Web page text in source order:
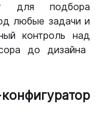
для подбора
любые задачи и
контроль над
до дизайна